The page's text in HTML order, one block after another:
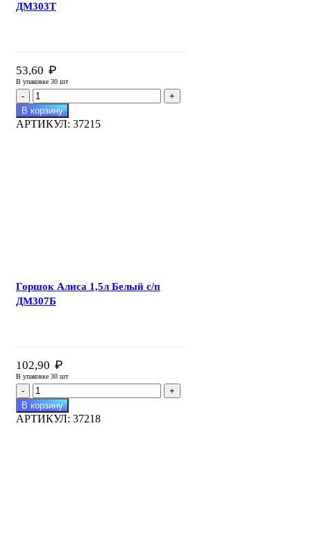
ДМ303Т
53,60 ₽
В упаковке 30 шт
Количество
товара
Горшок
Алиса
В корзину
АРТИКУЛ: 37215
Горшок Алиса 1,5л Белый с/п
ДМ307Б
102,90 ₽
В упаковке 30 шт
Количество
товара
Горшок
Алиса
В корзину
АРТИКУЛ: 37218